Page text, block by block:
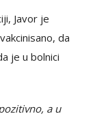
Javor je
da
je u bolnici
a u